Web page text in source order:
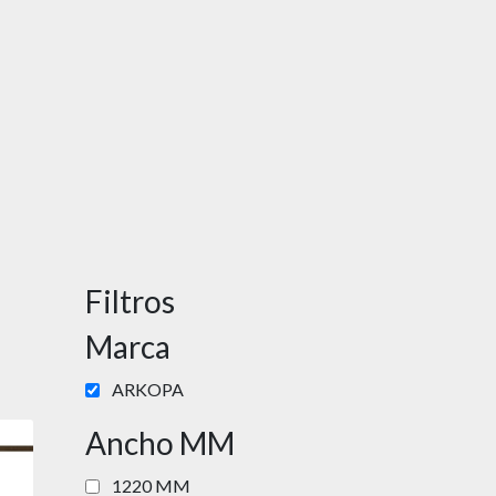
Filtros
Marca
ARKOPA
Ancho MM
1220 MM